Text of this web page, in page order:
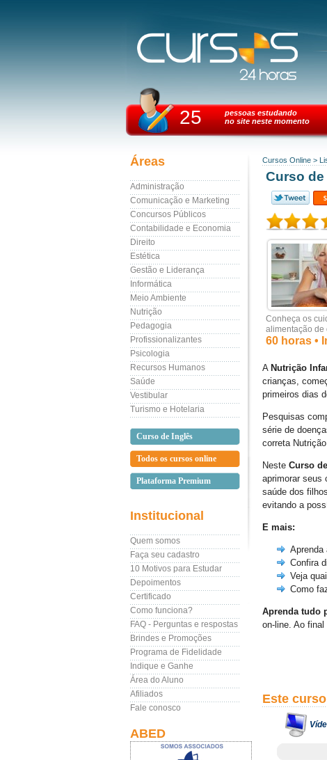
25
pessoas estudando
no site neste momento
Áreas
Administração
Comunicação e Marketing
Concursos Públicos
Contabilidade e Economia
Direito
Estética
Gestão e Liderança
Informática
Meio Ambiente
Nutrição
Pedagogia
Profissionalizantes
Psicologia
Recursos Humanos
Saúde
Vestibular
Turismo e Hotelaria
Curso de Inglês
Todos os cursos online
Plataforma Premium
Institucional
Quem somos
Faça seu cadastro
10 Motivos para Estudar
Depoimentos
Certificado
Como funciona?
FAQ - Perguntas e respostas
Brindes e Promoções
Programa de Fidelidade
Indique e Ganhe
Área do Aluno
Afiliados
Fale conosco
ABED
Cursos Online >
Curso de
Conheça os
alimentação de
60 horas •
A Nutrição
crianças,
primeiros dias
Pesquisas
série de
correta
Neste Curso
aprimorar seus
saúde dos
evitando a
E mais:
Aprenda
Confira
Veja
Como
Aprenda tudo
on-line. Ao final
Este